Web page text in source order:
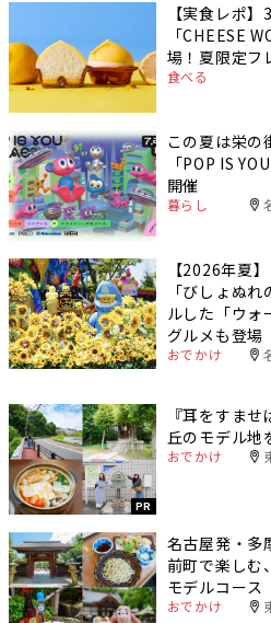
【実食レポ
「CHEESE
場！夏限定フ
食べる
この夏は栄の
「POP IS
開催
暮らし
【2026年夏
「びしょぬ
ルした「ウ
グルメも登場
おでかけ
PR
『耳をすま
丘のモデル地
おでかけ
名古屋発・多
前町で楽しむ
モデルコース
おでかけ